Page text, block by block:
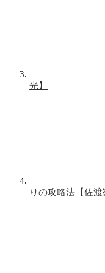
光】
りの攻略法【佐渡